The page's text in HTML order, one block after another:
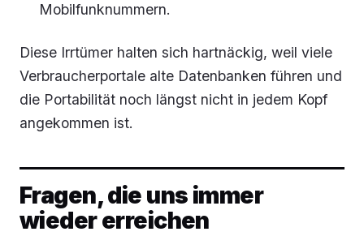
Mobilfunknummern.
Diese Irrtümer halten sich hartnäckig, weil viele
Verbraucherportale alte Datenbanken führen und
die Portabilität noch längst nicht in jedem Kopf
angekommen ist.
Fragen, die uns immer
wieder erreichen